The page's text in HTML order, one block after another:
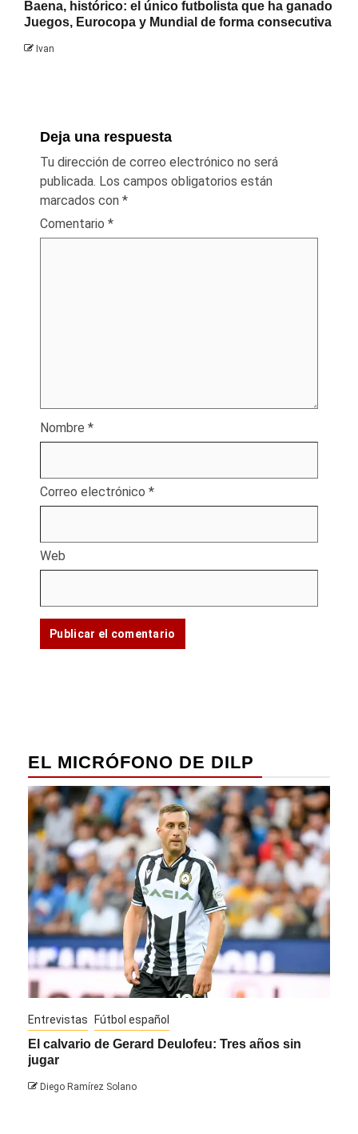
Baena, histórico: el único futbolista que ha ganado
Juegos, Eurocopa y Mundial de forma consecutiva
Ivan
Deja una respuesta
Tu dirección de correo electrónico no será
publicada. Los campos obligatorios están
marcados con *
Comentario *
Nombre *
Correo electrónico *
Web
EL MICRÓFONO DE DILP
Entrevistas Fútbol español
El calvario de Gerard Deulofeu: Tres años sin
jugar
Diego Ramírez Solano